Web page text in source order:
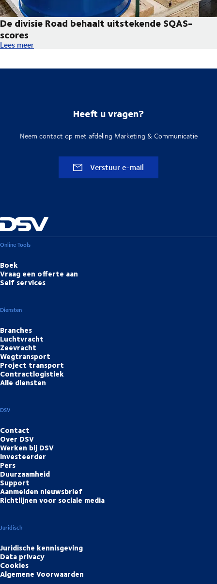
De divisie Road behaalt uitstekende SQAS-
scores
De divisie Road behaalt uitstekende SQAS-scores
Lees meer
Heeft u vragen?
Neem contact op met afdeling Marketing & Communicatie
Verstuur e-mail
Online Tools
Boek
Vraag een offerte aan
Self services
Diensten
Branches
Luchtvracht
Zeevracht
Wegtransport
Project transport
Contractlogistiek
Alle diensten
DSV
Contact
Over DSV
Werken bij DSV
Investeerder
Pers
Duurzaamheid
Support
Aanmelden nieuwsbrief
Richtlijnen voor sociale media
Juridisch
Juridische kennisgeving
Data privacy
Cookies
Algemene Voorwaarden